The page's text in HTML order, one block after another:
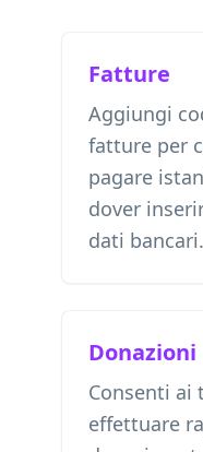
Fatture
Aggiungi
fatture per
pagare
dover
dati bancari.
Donazioni
Consenti ai
effettuare